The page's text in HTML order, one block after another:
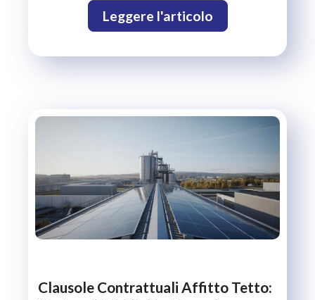
Leggere l'articolo
Clausole Contrattuali Affitto Tetto: